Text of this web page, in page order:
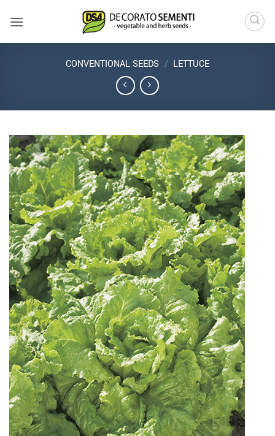
CONVENTIONAL SEEDS / LETTUCE